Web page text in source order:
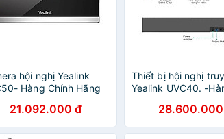
hội nghị Yealink
Hàng Chính Hãng
21.092.000 đ
Thiết bị hội nghị
Yealink UVC40. -